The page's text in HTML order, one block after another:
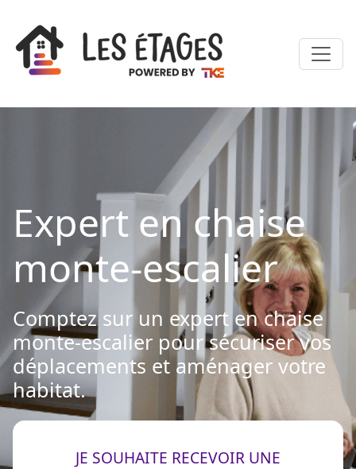
Expert en chaise
monte-escalier
Comptez sur un expert en chaise
monte-escalier pour sécuriser vos
déplacements et aménager votre
habitat.
JE SOUHAITE RECEVOIR UNE